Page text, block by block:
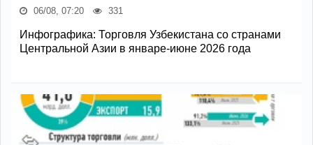
06/08, 07:20 331
Инфографика: Торговля Узбекистана со странами
Центральной Азии в январе-июне 2026 года